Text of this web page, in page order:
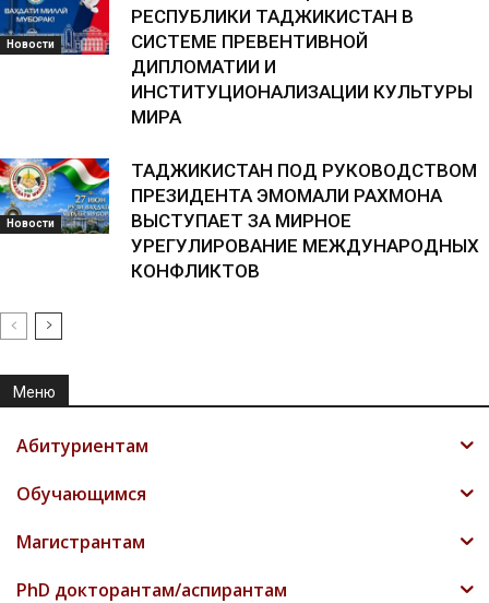
Новости
РЕСПУБЛИКИ ТАДЖИКИСТАН В
СИСТЕМЕ ПРЕВЕНТИВНОЙ
ДИПЛОМАТИИ И
ИНСТИТУЦИОНАЛИЗАЦИИ КУЛЬТУРЫ
МИРА
Новости
ТАДЖИКИСТАН ПОД РУКОВОДСТВОМ
ПРЕЗИДЕНТА ЭМОМАЛИ РАХМОНА
ВЫСТУПАЕТ ЗА МИРНОЕ
УРЕГУЛИРОВАНИЕ МЕЖДУНАРОДНЫХ
КОНФЛИКТОВ
Меню
Абитуриентам
Обучающимся
Магистрантам
PhD докторантам/аспирантам